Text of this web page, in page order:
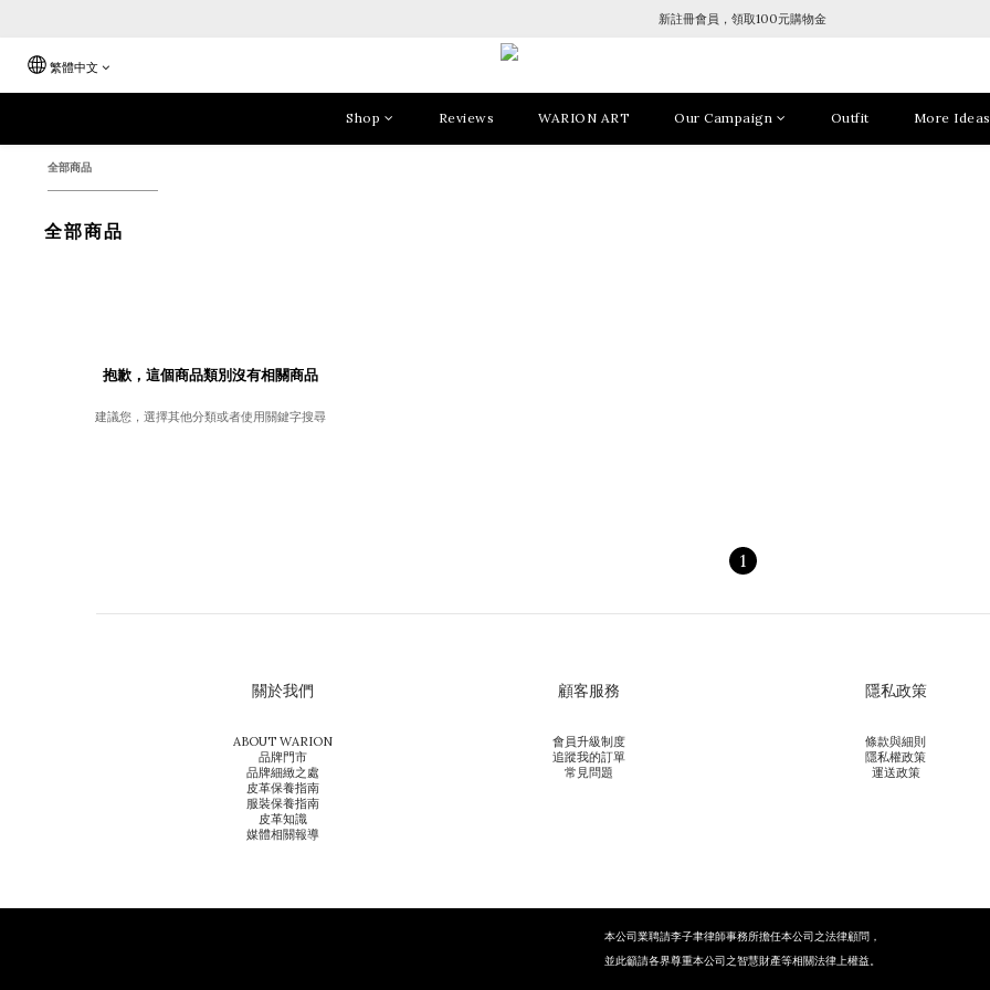
新註冊會員，領取100元購物金
繁體中文
Shop Reviews WARION ART Our Campaign Outfit More Ideas
全部商品
全部商品
抱歉，這個商品類別沒有相關商品
建議您，選擇其他分類或者使用關鍵字搜尋
1
關於我們
ABOUT WARION
品牌門市
品牌細緻之處
皮革保養指南
服裝保養指南
皮革知識
媒體相關報導
顧客服務
會員升級制度
追蹤我的訂單
常見問題
隱私政策
條款與細則
隱私權政策
運送政策
本公司業聘請李子聿律師事務所擔任本公司之法律顧問，
並此籲請各界尊重本公司之智慧財產等相關法律上權益。